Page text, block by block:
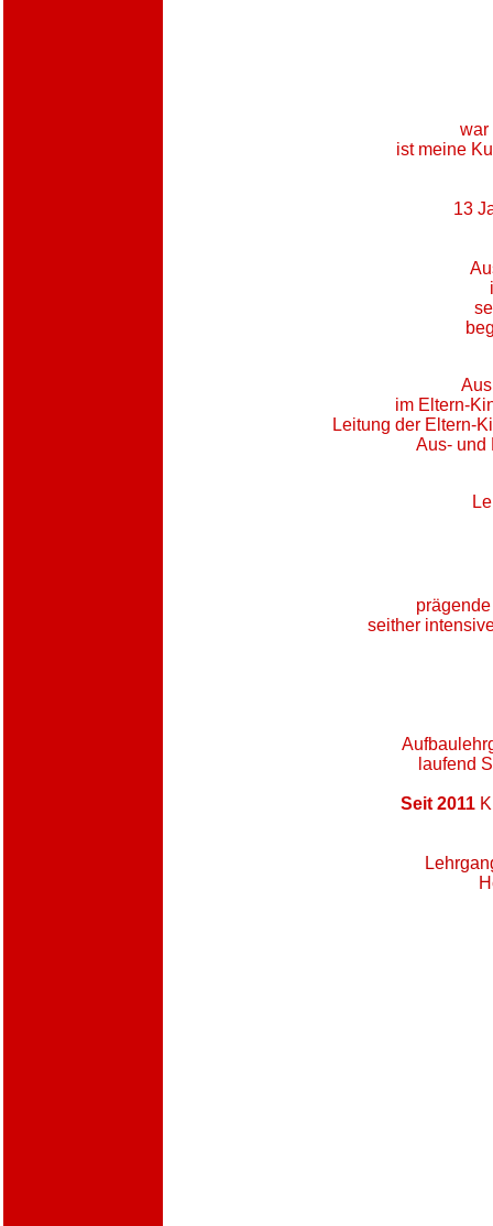
war
ist meine
13
im Eltern-
Leitung der Eltern-
Aus- und
seither
laufend
Seit 2011